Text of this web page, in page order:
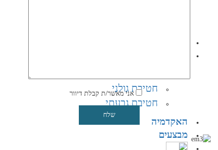
חטיבת גולני
חטיבת גבעתי
האקדמיה
מבצעים
אני מאשר/ת קבלת דיוור